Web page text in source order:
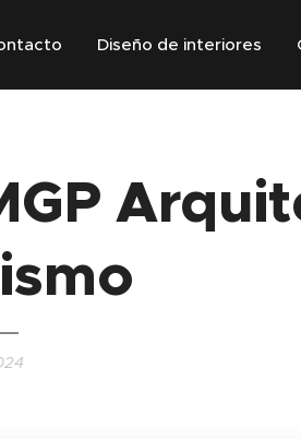
Diseño de interiores